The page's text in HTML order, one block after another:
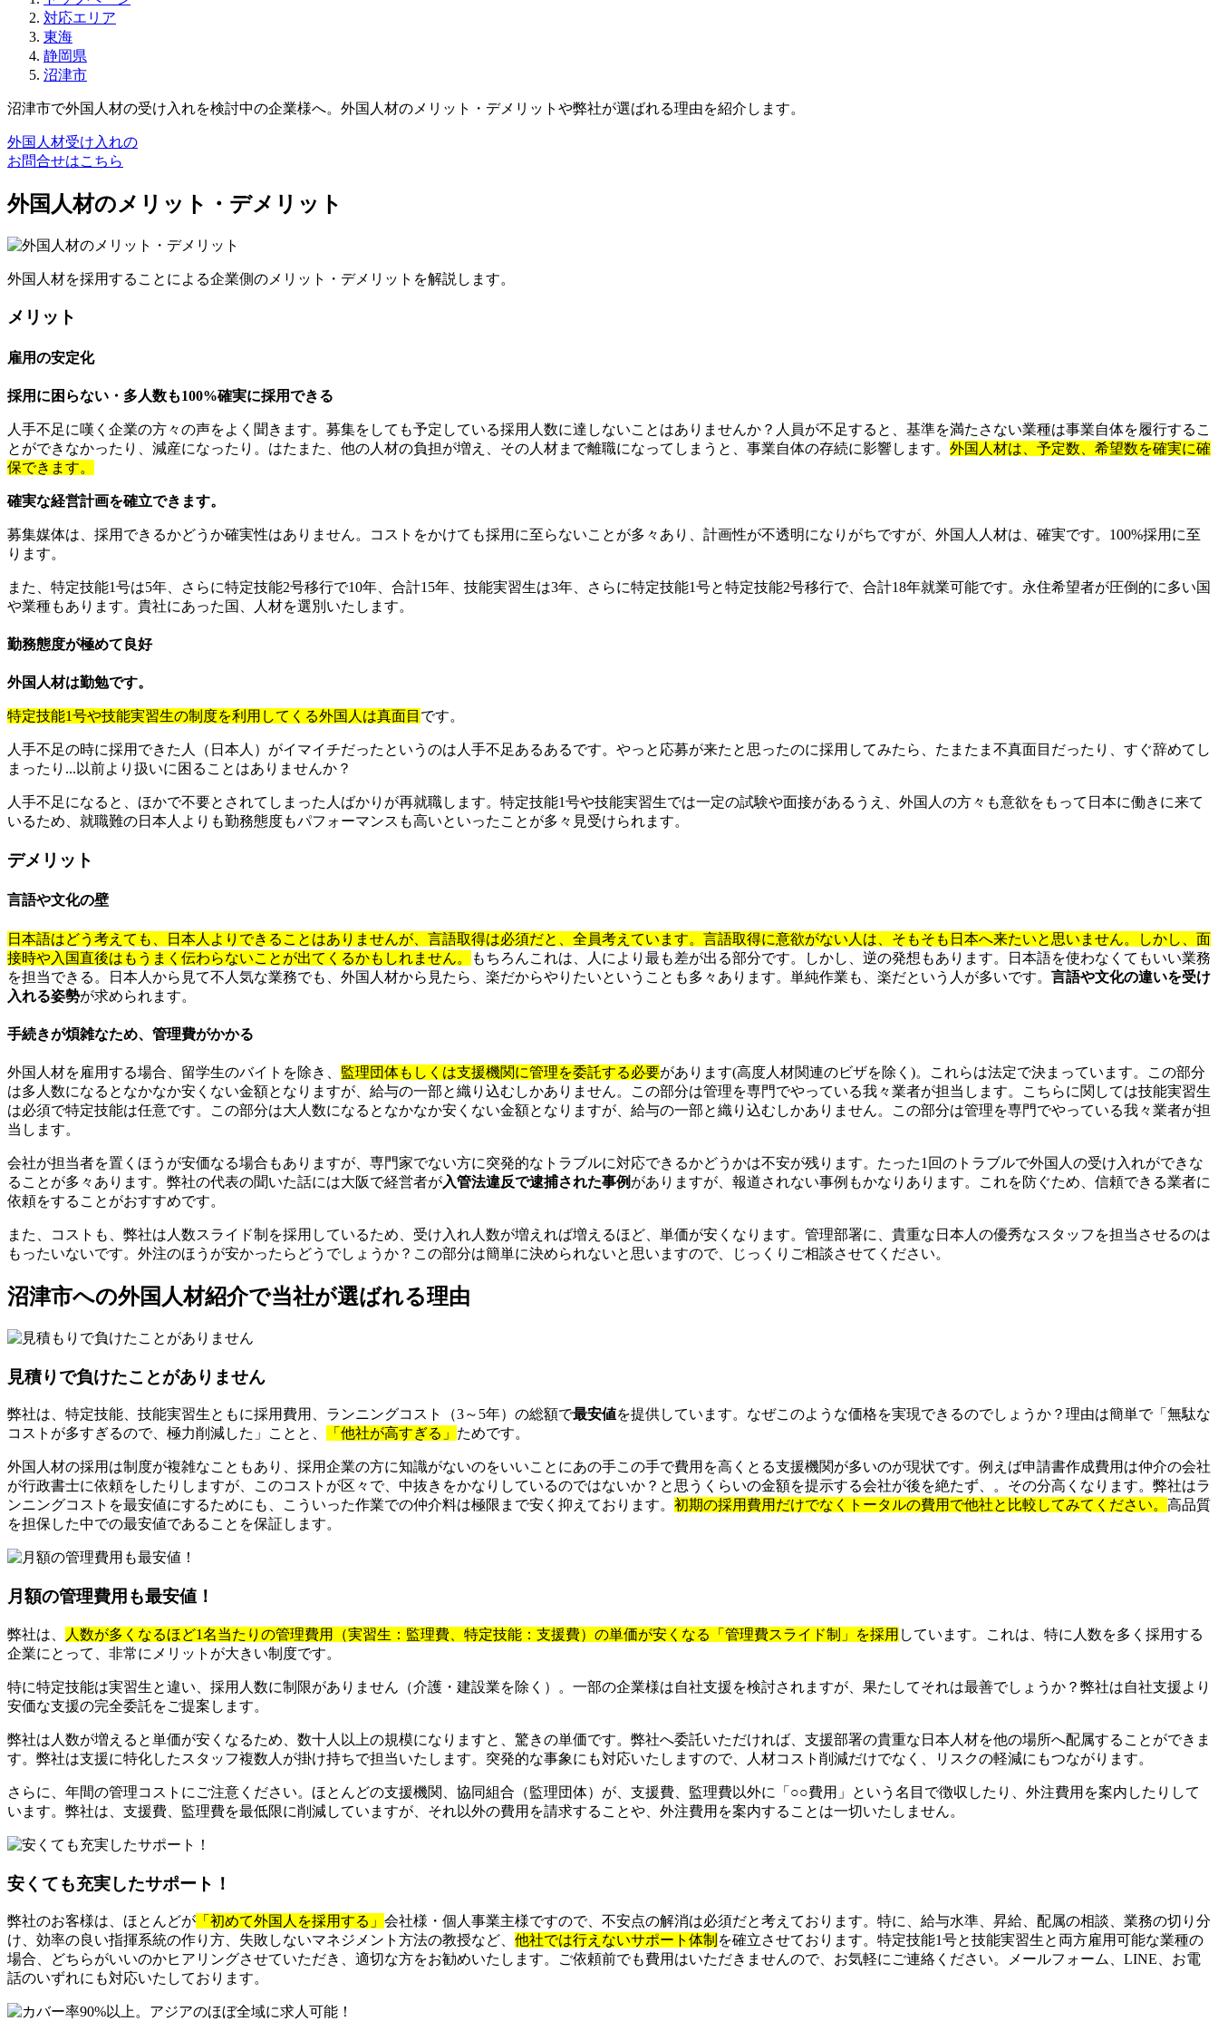
対応エリア
東海
静岡県
沼津市
沼津市で外国人材の受け入れを検討中の企業様へ。外国人材のメリット・デメリットや弊社が選ばれる理由を紹介します。
外国人材受け入れの
お問合せはこちら
外国人材のメリット・デメリット
外国人材を採用することによる企業側のメリット・デメリットを解説します。
メリット
雇用の安定化
採用に困らない・多人数も100%確実に採用できる
人手不足に嘆く企業の方々の声をよく聞きます。募集をしても予定している採用人数に達しないことはありませんか？人員が不足すると、基準を満たさない業種は事業自体を履行するこ
とができなかったり、減産になったり。はたまた、他の人材の負担が増え、その人材まで離職になってしまうと、事業自体の存続に影響します。 外国人材は、予定数、希望数を確実に確
保できます。
確実な経営計画を確立できます。
募集媒体は、採用できるかどうか確実性はありません。コストをかけても採用に至らないことが多々あり、計画性が不透明になりがちですが、外国人人材は、確実です。100%採用に至
ります。
また、特定技能1号は5年、さらに特定技能2号移行で10年、合計15年、技能実習生は3年、さらに特定技能1号と特定技能2号移行で、合計18年就業可能です。永住希望者が圧倒的に多い国
や業種もあります。貴社にあった国、人材を選別いたします。
勤務態度が極めて良好
外国人材は勤勉です。
特定技能1号や技能実習生の制度を利用してくる外国人は真面目 です。
人手不足の時に採用できた人（日本人）がイマイチだったというのは人手不足あるあるです。やっと応募が来たと思ったのに採用してみたら、たまたま不真面目だったり、すぐ辞めてし
まったり...以前より扱いに困ることはありませんか？
人手不足になると、ほかで不要とされてしまった人ばかりが再就職します。特定技能1号や技能実習生では一定の試験や面接があるうえ、外国人の方々も意欲をもって日本に働きに来て
いるため、就職難の日本人よりも勤務態度もパフォーマンスも高いといったことが多々見受けられます。
デメリット
言語や文化の壁
日本語はどう考えても、日本人よりできることはありませんが、言語取得は必須だと、全員考えています。言語取得に意欲がない人は、そもそも日本へ来たいと思いません。しかし、面
接時や入国直後はもうまく伝わらないことが出てくるかもしれません。
もちろんこれは、人により最も差が出る部分です。しかし、逆の発想もあります。日本語を使わなくてもいい業務
を担当できる。日本人から見て不人気な業務でも、外国人材から見たら、楽だからやりたいということも多々あります。単純作業も、楽だという人が多いです。 言語や文化の違いを受け
入れる姿勢が求められます。
手続きが煩雑なため、管理費がかかる
外国人材を雇用する場合、留学生のバイトを除き、 監理団体もしくは支援機関に管理を委託する必要があります(高度人材関連のビザを除く)。これらは法定で決まっています。この部分
は多人数になるとなかなか安くない金額となりますが、給与の一部と織り込むしかありません。この部分は管理を専門でやっている我々業者が担当します。こちらに関しては技能実習生
は必須で特定技能は任意です。この部分は大人数になるとなかなか安くない金額となりますが、給与の一部と織り込むしかありません。この部分は管理を専門でやっている我々業者が担
当します。
会社が担当者を置くほうが安価なる場合もありますが、専門家でない方に突発的なトラブルに対応できるかどうかは不安が残ります。たった1回のトラブルで外国人の受け入れができな
ることが多々あります。弊社の代表の聞いた話には大阪で経営者が入管法違反で逮捕された事例 がありますが、報道されない事例もかなりあります。これを防ぐため、信頼できる業者に
依頼をすることがおすすめです。
また、コストも、弊社は人数スライド制を採用しているため、受け入れ人数が増えれば増えるほど、単価が安くなります。管理部署に、貴重な日本人の優秀なスタッフを担当させるのは
もったいないです。外注のほうが安かったらどうでしょうか？この部分は簡単に決められないと思いますので、じっくりご相談させてください。
沼津市への外国人材紹介で当社が選ばれる理由
見積りで負けたことがありません
弊社は、特定技能、技能実習生ともに採用費用、ランニングコスト（3～5年）の総額で最安値を提供しています。なぜこのような価格を実現できるのでしょうか？理由は簡単で「無駄な
コストが多すぎるので、極力削減した」ことと、
「他社が高すぎる」 ためです。
外国人材の採用は制度が複雑なこともあり、採用企業の方に知識がないのをいいことにあの手この手で費用を高くとる支援機関が多いのが現状です。例えば申請書作成費用は仲介の会社
が行政書士に依頼をしたりしますが、このコストが区々で、中抜きをかなりしているのではないか？と思うくらいの金額を提示する会社が後を絶たず、。その分高くなります。弊社はラ
ンニングコストを最安値にするためにも、こういった作業での仲介料は極限まで安く抑えております。 初期の採用費用だけでなくトータルの費用で他社と比較してみてください。 高品質
を担保した中での最安値であることを保証します。
月額の管理費用も最安値！
弊社は、 人数が多くなるほど1名当たりの管理費用（実習生：監理費、特定技能：支援費）の単価が安くなる「管理費スライド制」を採用 しています。これは、特に人数を多く採用する
企業にとって、非常にメリットが大きい制度です。
特に特定技能は実習生と違い、採用人数に制限がありません（介護・建設業を除く）。一部の企業様は自社支援を検討されますが、果たしてそれは最善でしょうか？弊社は自社支援より
安価な支援の完全委託をご提案します。
弊社は人数が増えると単価が安くなるため、数十人以上の規模になりますと、驚きの単価です。弊社へ委託いただければ、支援部署の貴重な日本人材を他の場所へ配属することができま
す。弊社は支援に特化したスタッフ複数人が掛け持ちで担当いたします。突発的な事象にも対応いたしますので、人材コスト削減だけでなく、リスクの軽減にもつながります。
さらに、年間の管理コストにご注意ください。ほとんどの支援機関、協同組合（監理団体）が、支援費、監理費以外に「○○費用」という名目で徴収したり、外注費用を案内したりして
います。弊社は、支援費、監理費を最低限に削減していますが、それ以外の費用を請求することや、外注費用を案内することは一切いたしません。
安くても充実したサポート！
弊社のお客様は、ほとんどが 「初めて外国人を採用する」 会社様・個人事業主様ですので、不安点の解消は必須だと考えております。特に、給与水準、昇給、配属の相談、業務の切り分
け、効率の良い指揮系統の作り方、失敗しないマネジメント方法の教授など、 他社では行えないサポート体制 を確立させております。特定技能1号と技能実習生と両方雇用可能な業種の
場合、どちらがいいのかヒアリングさせていただき、適切な方をお勧めいたします。ご依頼前でも費用はいただきませんので、お気軽にご連絡ください。メールフォーム、LINE、お電
話のいずれにも対応いたしております。